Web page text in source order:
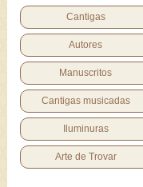
Cantigas
Autores
Manuscritos
Cantigas musicadas
Iluminuras
Arte de Trovar